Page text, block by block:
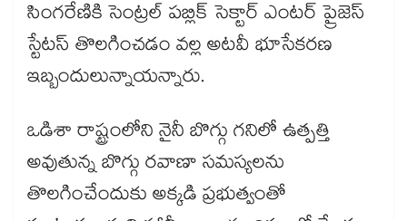
సింగరేణికి సెంట్రల్ పబ్లిక్ సెక్టార్ ఎంటర్ ప్రైజెస్
స్టేటస్ తొలగించడం వల్ల అటవీ భూసేకరణ
ఇబ్బందులున్నాయన్నారు.
ఒడిశా రాష్ట్రంలోని నైనీ బొగ్గు గనిలో ఉత్పత్తి
అవుతున్న బొగ్గు రవాణా సమస్యలను
తొలగించేందుకు అక్కడి ప్రభుత్వంతో